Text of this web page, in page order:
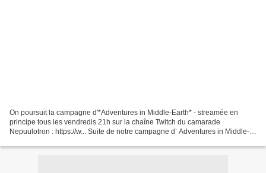
On poursuit la campagne d'*Adventures in Middle-Earth* - streamée en
principe tous les vendredis 21h sur la chaîne Twitch du camarade
Nepuulotron : https://w... Suite de notre campagne d’ Adventures in Middle-